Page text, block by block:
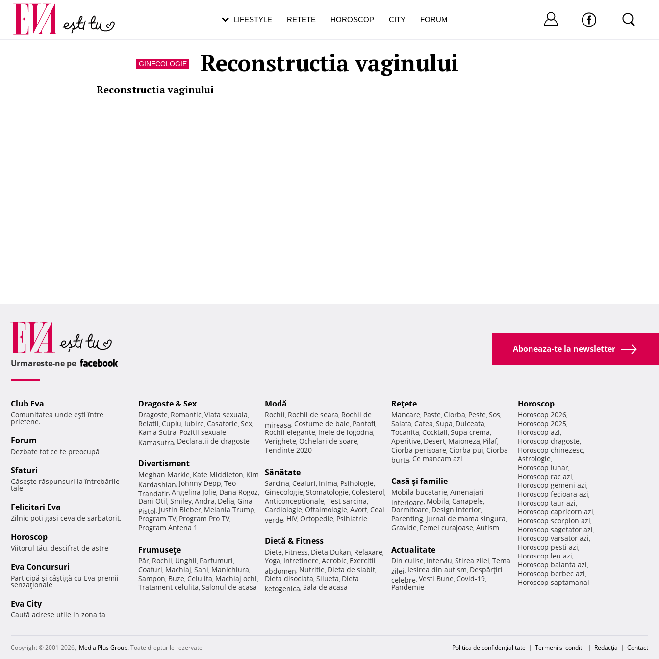
Reconstructia vaginului
GINECOLOGIE
Reconstructia vaginului
LIFESTYLE RETETE HOROSCOP CITY FORUM Nu ai cont?
Carieră
Actualitate
pe măsură ce înaintezi în vârstă
de dureroasă este investigația
Aboneaza-te la newsletter
Urmareste-ne pe
Club Eva
Comunitatea unde eşti între
prietene.
Forum
Dezbate tot ce te preocupă
Sfaturi
Găseşte răspunsuri la întrebările
tale
Felicitari Eva
Zilnic poti gasi ceva de sarbatorit.
Horoscop
Viitorul tău, descifrat de astre
Eva Concursuri
Participă şi câştigă cu Eva premii
senzaţionale
Eva City
Caută adrese utile in zona ta
Dragoste & Sex
Dragoste, Romantic, Viata sexuala,
Relatii, Cuplu, Iubire, Casatorie, Sex,
Kama Sutra, Pozitii sexuale
Kamasutra, Declaratii de dragoste
Divertisment
Meghan Markle, Kate Middleton, Kim
Kardashian, Johnny Depp, Teo
Trandafir, Angelina Jolie, Dana Rogoz,
Dani Otil, Smiley, Andra, Delia, Gina
Pistol, Justin Bieber, Melania Trump,
Program TV, Program Pro TV,
Program Antena 1
Frumuseţe
Păr, Rochii, Unghii, Parfumuri,
Coafuri, Machiaj, Sani, Manichiura,
Sampon, Buze, Celulita, Machiaj ochi,
Tratament celulita, Salonul de acasa
Modă
Rochii, Rochii de seara, Rochii de
mireasa, Costume de baie, Pantofi,
Rochii elegante, Inele de logodna,
Verighete, Ochelari de soare,
Tendinte 2020
Sănătate
Sarcina, Ceaiuri, Inima, Psihologie,
Ginecologie, Stomatologie, Colesterol,
Anticonceptionale, Test sarcina,
Cardiologie, Oftalmologie, Avort, Ceai
verde, HIV, Ortopedie, Psihiatrie
Dietă & Fitness
Diete, Fitness, Dieta Dukan, Relaxare,
Yoga, Intretinere, Aerobic, Exercitii
abdomen, Nutritie, Dieta de slabit,
Dieta disociata, Silueta, Dieta
ketogenica, Sala de acasa
Reţete
Mancare, Paste, Ciorba, Peste, Sos,
Salata, Cafea, Supa, Dulceata,
Tocanita, Cocktail, Supa crema,
Aperitive, Desert, Maioneza, Pilaf,
Ciorba perisoare, Ciorba pui, Ciorba
burta, Ce mancam azi
Casă şi familie
Mobila bucatarie, Amenajari
interioare, Mobila, Canapele,
Dormitoare, Design interior,
Parenting, Jurnal de mama singura,
Gravide, Femei curajoase, Autism
Actualitate
Din culise, Interviu, Stirea zilei, Tema
zilei, Iesirea din autism, Despărţiri
celebre, Vesti Bune, Covid-19,
Pandemie
Horoscop
Horoscop 2026,
Horoscop 2025,
Horoscop azi,
Horoscop dragoste,
Horoscop chinezesc,
Astrologie,
Horoscop lunar,
Horoscop rac azi,
Horoscop gemeni azi,
Horoscop fecioara azi,
Horoscop taur azi,
Horoscop capricorn azi,
Horoscop scorpion azi,
Horoscop sagetator azi,
Horoscop varsator azi,
Horoscop pesti azi,
Horoscop leu azi,
Horoscop balanta azi,
Horoscop berbec azi,
Horoscop saptamanal
Copyright © 2001-2026, iMedia Plus Group. Toate drepturile rezervate Politica de confidențialitate | Termeni si conditii | Redacţia | Contact